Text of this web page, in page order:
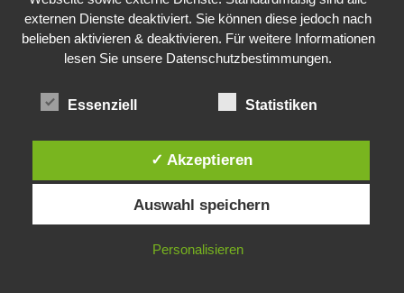
Die Geschichte der Kubushäuser
24. November 2015
Diese Website verwendet Cookies. Durch die weitere Nutzung dieser
Website stimmst du der Verwendung von Cookies zu.
IN ORDNUNG
externen Dienste deaktiviert. Sie können diese jedoch nach
belieben aktivieren & deaktivieren. Für weitere Informationen
lesen Sie unsere Datenschutzbestimmungen.
Essenziell Statistiken
✓ Akzeptieren
Auswahl speichern
Personalisieren